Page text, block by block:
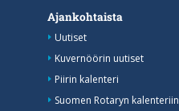
Ajankohtaista
Uutiset
Kuvernöörin uutiset
Piirin kalenteri
Suomen Rotaryn kalenteriin